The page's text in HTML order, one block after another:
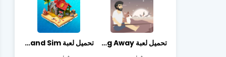
تحميل لعبة Casting Away مهكرة أخر إصدار تحميل لعبة Fantasy Island Sim مهكرة أخر إصدار